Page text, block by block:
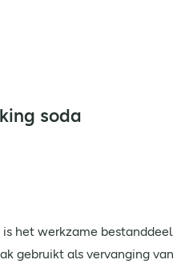
soda
het werkzame bestanddeel
gebruikt als vervanging van